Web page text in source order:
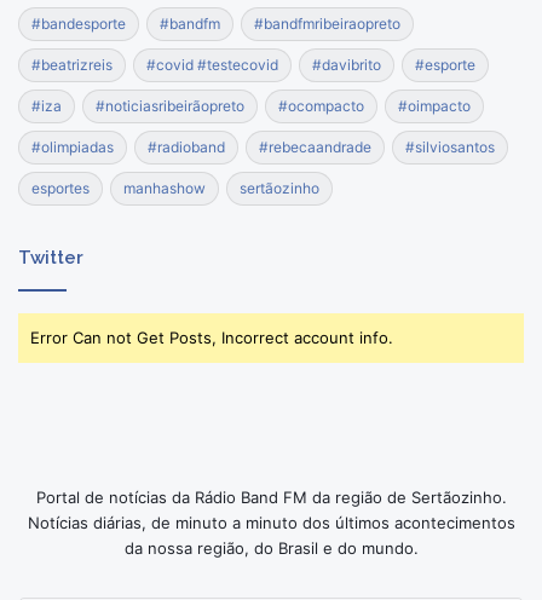
#bandesporte #bandfm #bandfmribeiraopreto
#beatrizreis #covid #testecovid #davibrito #esporte
#iza #noticiasribeirãopreto #ocompacto #oimpacto
#olimpiadas #radioband #rebecaandrade #silviosantos
esportes manhashow sertãozinho
Twitter
Error Can not Get Posts, Incorrect account info.
Portal de notícias da Rádio Band FM da região de Sertãozinho.
Notícias diárias, de minuto a minuto dos últimos acontecimentos
da nossa região, do Brasil e do mundo.